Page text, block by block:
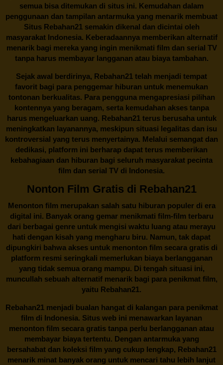
semua bisa ditemukan di situs ini. Kemudahan dalam
penggunaan dan tampilan antarmuka yang menarik membuat
Situs Rebahan21semakin dikenal dan dicintai oleh
masyarakat Indonesia. Keberadaannya memberikan alternatif
menarik bagi mereka yang ingin menikmati film dan serial TV
tanpa harus membayar langganan atau biaya tambahan.
Sejak awal berdirinya, Rebahan21 telah menjadi tempat
favorit bagi para penggemar hiburan untuk menemukan
tontonan berkualitas. Para pengguna mengapresiasi pilihan
kontennya yang beragam, serta kemudahan akses tanpa
harus mengeluarkan uang. Rebahan21terus berusaha untuk
meningkatkan layanannya, meskipun situasi legalitas dan isu
kontroversial yang terus menyertainya. Melalui semangat dan
dedikasi, platform ini berharap dapat terus memberikan
kebahagiaan dan hiburan bagi seluruh masyarakat pecinta
film dan serial TV di Indonesia.
Nonton Film Gratis di Rebahan21
Menonton film merupakan salah satu hiburan populer di era
digital ini. Banyak orang gemar menikmati film-film terbaru
dari berbagai genre untuk mengisi waktu luang atau merayu
hati dengan kisah yang mengharu biru. Namun, tak dapat
dipungkiri bahwa akses untuk menonton film secara gratis di
platform resmi seringkali memerlukan biaya berlangganan
yang tidak semua orang mampu. Di tengah situasi ini,
muncullah sebuah alternatif menarik bagi para penikmat film,
yaitu Rebahan21.
Rebahan21menjadi bualan hangat di kalangan para penikmat
film di Indonesia. Situs web ini menawarkan layanan
menonton film secara gratis tanpa perlu berlangganan atau
membayar biaya tertentu. Dengan antarmuka yang
bersahabat dan koleksi film yang cukup lengkap, Rebahan21
menarik minat banyak orang untuk mencari tahu lebih lanjut